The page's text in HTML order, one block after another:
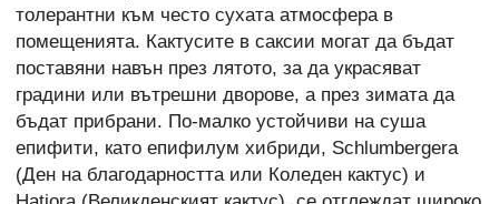
толерантни към често сухата атмосфера в
помещенията. Кактусите в саксии могат да бъдат
поставяни навън през лятото, за да украсяват
градини или вътрешни дворове, а през зимата да
бъдат прибрани. По-малко устойчиви на суша
епифити, като епифилум хибриди, Schlumbergera
(Ден на благодарността или Коледен кактус) и